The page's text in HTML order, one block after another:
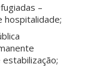
–
hospitalidade;